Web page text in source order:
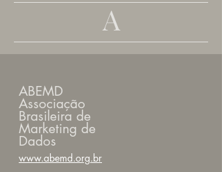
A
ABEMD
Associação
Brasileira de
Marketing de
Dados
www.abemd.org.br